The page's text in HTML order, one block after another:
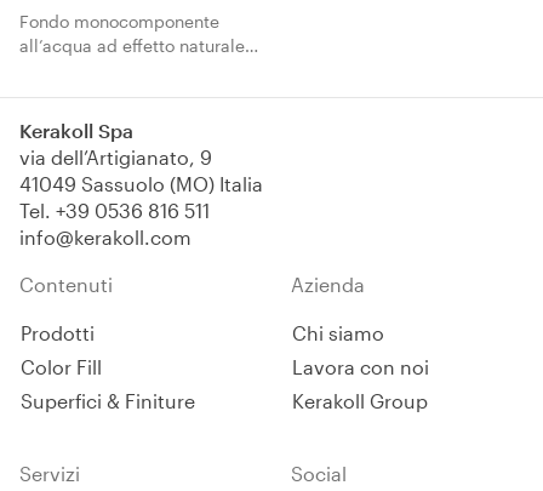
Fondo monocomponente
all’acqua ad effetto naturale.
benessere abitativo.
Kerakoll Spa
via dell’Artigianato, 9
41049 Sassuolo (MO) Italia
Tel. +39 0536 816 511
info@kerakoll.com
Contenuti
Prodotti
Color Fill
Superfici & Finiture
Azienda
Chi siamo
Lavora con noi
Kerakoll Group
Servizi Social